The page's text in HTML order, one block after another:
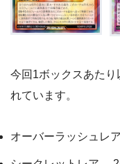
今回1ボックスあた
れています。
オーバーラッシュレ